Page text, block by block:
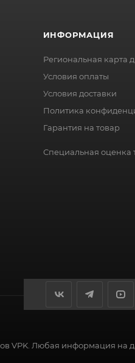
ИНФОРМАЦИЯ
Региональная карта
Условия оплаты
Условия доставки
Политика
Гарантия на товар
Специальная оценка
Любая информация на